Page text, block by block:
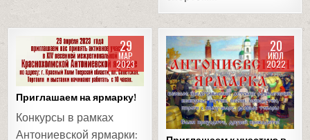
29
МАР
2023
Posted
in
Приглашаем на ярмарку!
Конкурсы в рамках
Антониевской ярмарки:
20
ИЮЛ
2022
Posted
in